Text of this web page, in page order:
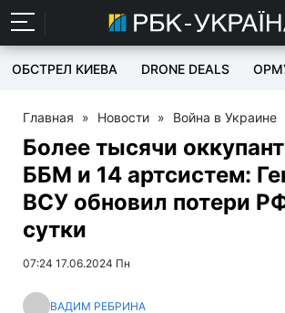
ОБСТРЕЛ КИЕВА DRONE DEALS
Главная » Новости » Война в Украине
Более тысячи
ББМ и 14 артсистем:
ВСУ обновил потери
сутки
07:24 17.06.2024 Пн
ВАДИМ РЕБРИНА